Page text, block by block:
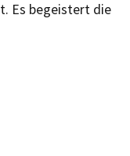
Es begeistert die